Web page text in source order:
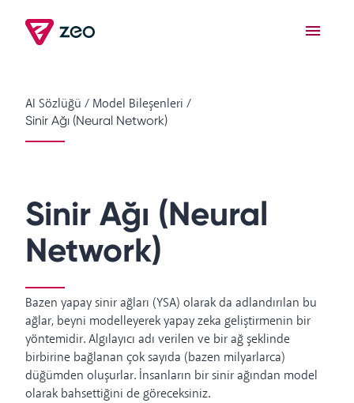
AI Sözlüğü / Model Bileşenleri /
Sinir Ağı (Neural Network)
Sinir Ağı (Neural
Network)
Bazen yapay sinir ağları (YSA) olarak da adlandırılan bu
ağlar, beyni modelleyerek yapay zeka geliştirmenin bir
yöntemidir. Algılayıcı adı verilen ve bir ağ şeklinde
birbirine bağlanan çok sayıda (bazen milyarlarca)
düğümden oluşurlar. İnsanların bir sinir ağından model
olarak bahsettiğini de göreceksiniz.